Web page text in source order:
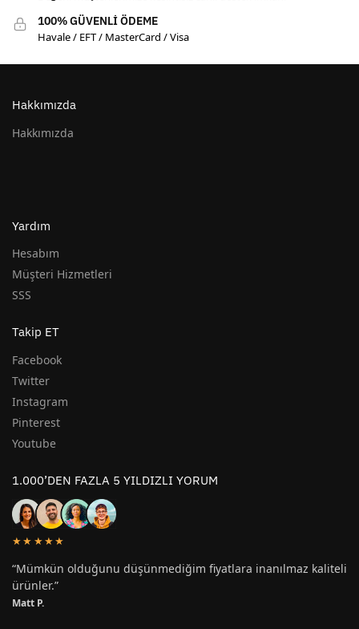
100% GÜVENLİ ÖDEME
Havale / EFT / MasterCard / Visa
Hakkımızda
Hakkımızda
Yardım
Hesabım
Müşteri Hizmetleri
SSS
Takip ET
Facebook
Twitter
Instagram
Pinterest
Youtube
1.000’DEN FAZLA 5 YILDIZLI YORUM
★★★★★
“Mümkün olduğunu düşünmediğim fiyatlara inanılmaz kaliteli
ürünler.”
Matt P.